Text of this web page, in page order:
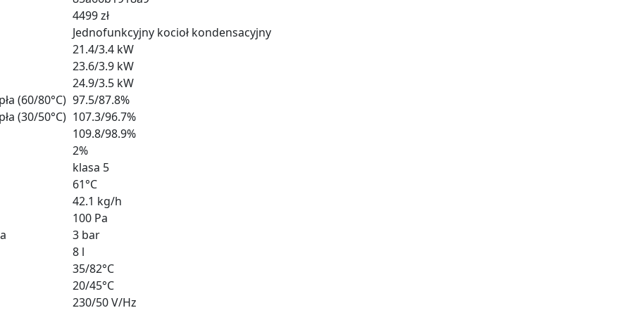
4499 zł
Jednofunkcyjny kocioł kondensacyjny
21.4/3.4 kW
23.6/3.9 kW
24.9/3.5 kW
(60/80°C) 97.5/87.8%
(30/50°C) 107.3/96.7%
109.8/98.9%
2%
klasa 5
61°C
42.1 kg/h
100 Pa
3 bar
8 l
35/82°C
20/45°C
230/50 V/Hz